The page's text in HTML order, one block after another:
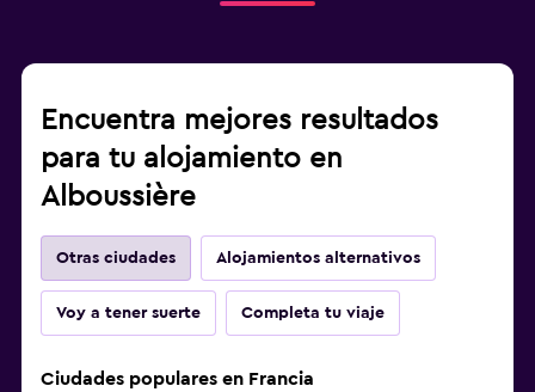
Encuentra mejores resultados
para tu alojamiento en
Alboussière
Otras ciudades Alojamientos alternativos
Voy a tener suerte Completa tu viaje
Ciudades populares en Francia